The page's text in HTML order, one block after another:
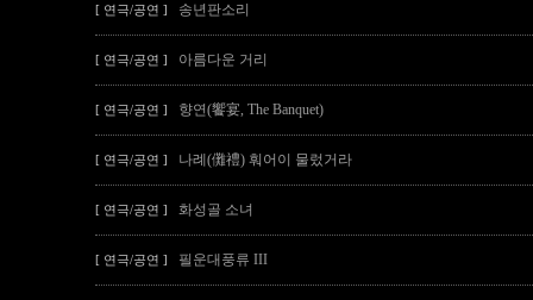
[ 연극/공연 ] 송년판소리
[ 연극/공연 ] 아름다운 거리
[ 연극/공연 ] 향연(饗宴, The Banquet)
[ 연극/공연 ] 나례(儺禮) 훠어이 물렀거라
[ 연극/공연 ] 화성골 소녀
[ 연극/공연 ] 필운대풍류 III